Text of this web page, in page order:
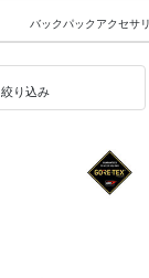
バックパックアクセサ
絞り込み